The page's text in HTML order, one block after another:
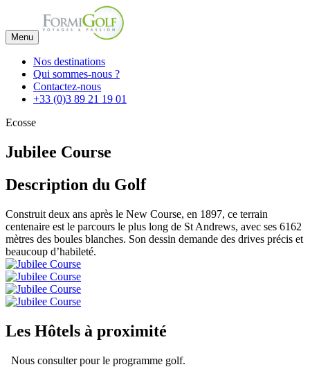
Menu
Nos destinations
Qui sommes-nous ?
Contactez-nous
+33 (0)3 89 21 19 01
Ecosse
Jubilee Course
Description du Golf
Construit deux ans après le New Course, en 1897, ce terrain
centenaire est le parcours le plus long de St Andrews, avec ses 6162
mètres des boules blanches. Son dessin demande des drives précis et
beaucoup d’habileté.
Les Hôtels à proximité
Nous consulter pour le programme golf.